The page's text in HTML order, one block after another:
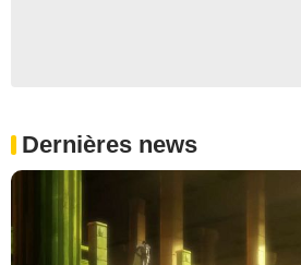
Dernières news